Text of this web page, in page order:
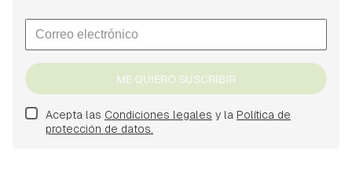
ME QUIERO SUSCRIBIR
Acepta las Condiciones legales y la Política de
protección de datos.